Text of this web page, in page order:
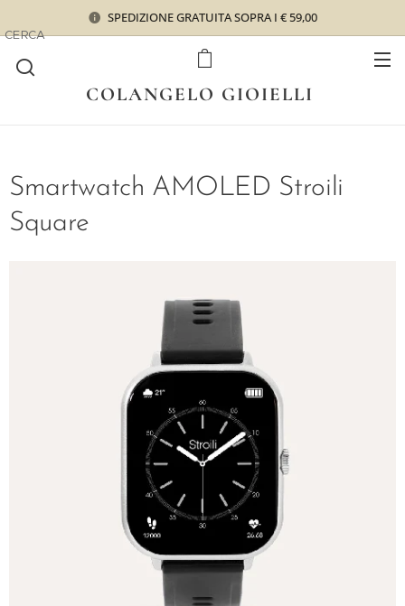
SPEDIZIONE GRATUITA SOPRA I € 59,00
COLANGELO GIOIELLI
CERCA
Smartwatch AMOLED Stroili
Square